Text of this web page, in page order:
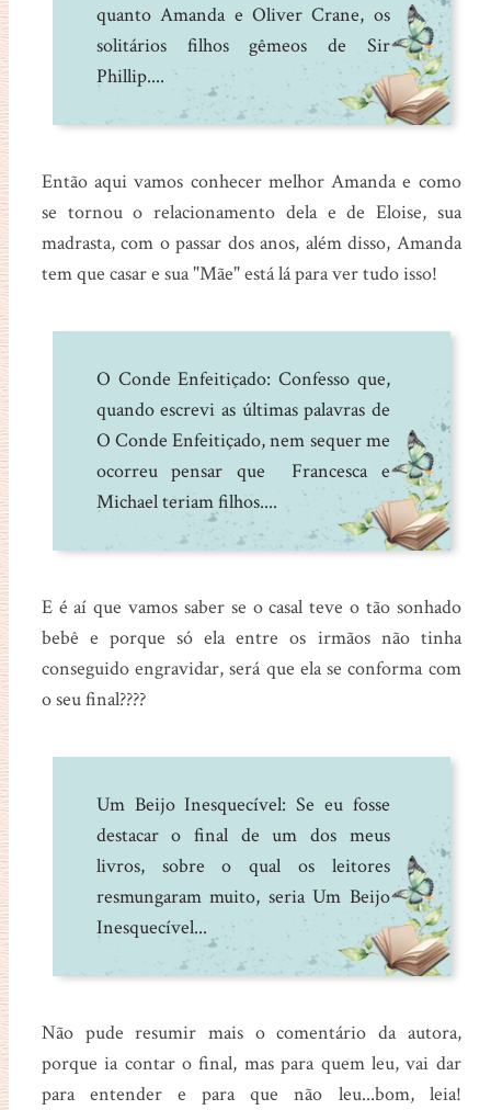
quanto Amanda e Oliver Crane, os
solitários filhos gêmeos de Sir
Phillip....
Então aqui vamos conhecer melhor Amanda e como
se tornou o relacionamento dela e de Eloise, sua
madrasta, com o passar dos anos, além disso, Amanda
tem que casar e sua "Mãe" está lá para ver tudo isso!
O Conde Enfeitiçado: Confesso que,
quando escrevi as últimas palavras de
O Conde Enfeitiçado, nem sequer me
ocorreu pensar que Francesca e
Michael teriam filhos....
E é aí que vamos saber se o casal teve o tão sonhado
bebê e porque só ela entre os irmãos não tinha
conseguido engravidar, será que ela se conforma com
o seu final????
Um Beijo Inesquecível: Se eu fosse
destacar o final de um dos meus
livros, sobre o qual os leitores
resmungaram muito, seria Um Beijo
Inesquecível...
Não pude resumir mais o comentário da autora,
porque ia contar o final, mas para quem leu, vai dar
para entender e para que não leu...bom, leia!